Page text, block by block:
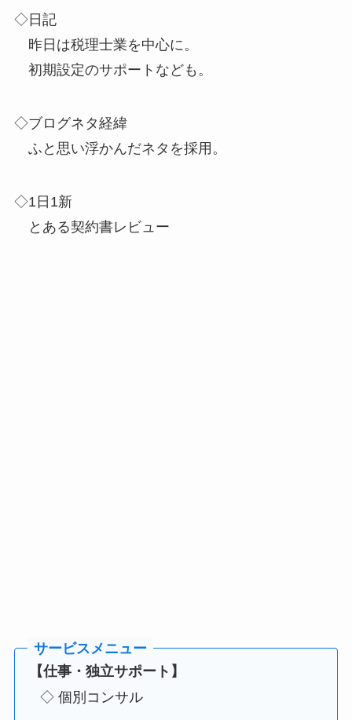
◇日記
昨日は税理士業を中心に。
初期設定のサポートなども。
◇ブログネタ経緯
ふと思い浮かんだネタを採用。
◇1日1新
とある契約書レビュー
【仕事・独立サポート】
◇ 個別コンサル